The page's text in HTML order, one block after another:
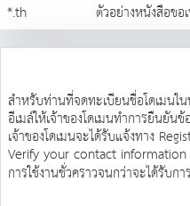
*.th
ตัวอย่างหนังสือข
สำหรับท่านที่จดทะเบียนชื่อโดเมนใ
อีเมล์ให้เจ้าของโดเมนทำการยืนยั
เจ้าของโดเมนจะได้รับแจ้งทาง
Verify your contact
การใช้งานชั่วคราวจนกว่าจะได้รับก